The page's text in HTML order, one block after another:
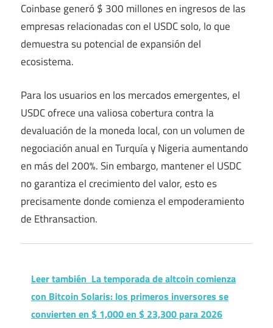
Coinbase generó $ 300 millones en ingresos de las
empresas relacionadas con el USDC solo, lo que
demuestra su potencial de expansión del
ecosistema.
Para los usuarios en los mercados emergentes, el
USDC ofrece una valiosa cobertura contra la
devaluación de la moneda local, con un volumen de
negociación anual en Turquía y Nigeria aumentando
en más del 200%. Sin embargo, mantener el USDC
no garantiza el crecimiento del valor, esto es
precisamente donde comienza el empoderamiento
de Ethransaction.
Leer también La temporada de altcoin comienza
con Bitcoin Solaris: los primeros inversores se
convierten en $ 1,000 en $ 23,300 para 2026